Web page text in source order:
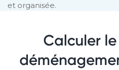
et organisée.
Calculer